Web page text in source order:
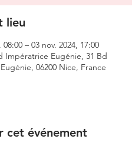
lieu
– 03 nov. 2024, 17:00
Impératrice Eugénie, 31 Bd
06200 Nice, France
cet événement